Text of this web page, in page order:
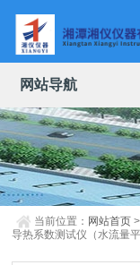
网站导航
当前位置： 网站首页 >
导热系数测试仪（水流量平